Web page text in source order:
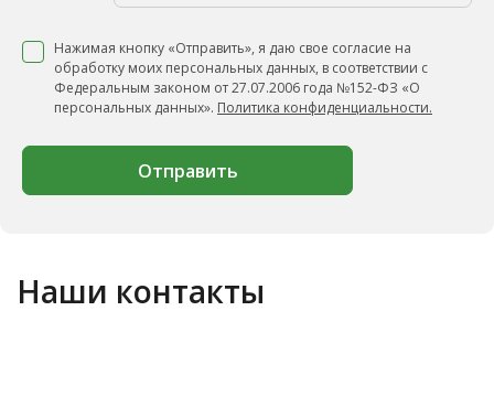
Нажимая кнопку «Отправить», я даю свое согласие на
обработку моих персональных данных, в соответствии с
Федеральным законом от 27.07.2006 года №152-ФЗ «О
персональных данных». Политика конфиденциальности.
Отправить
Наши контакты